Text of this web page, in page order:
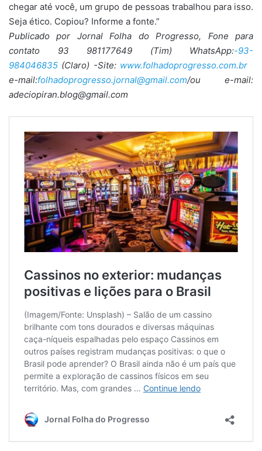
chegar até você, um grupo de pessoas trabalhou para isso.
Seja ético. Copiou? Informe a fonte.”
Publicado por Jornal Folha do Progresso, Fone para
contato 93 981177649 (Tim) WhatsApp:-93-
984046835 (Claro) -Site: www.folhadoprogresso.com.br
e-mail:folhadoprogresso.jornal@gmail.com/ou e-mail:
adeciopiran.blog@gmail.com